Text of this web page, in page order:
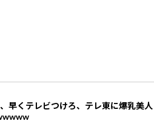
、早くテレビつけろ、テレ東に爆乳美人